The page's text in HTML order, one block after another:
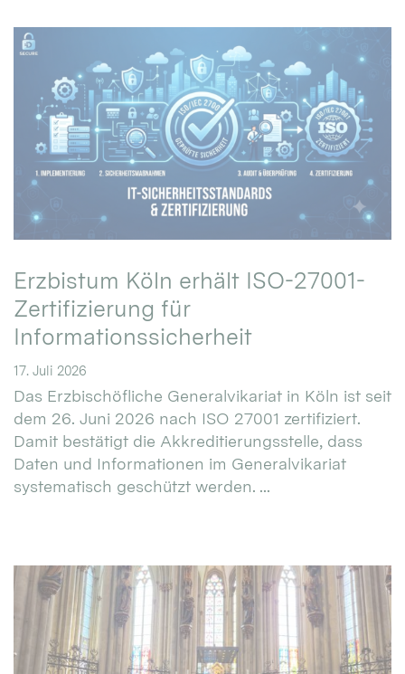
Erzbistum Köln erhält ISO-27001-
Zertifizierung für
Informationssicherheit
17. Juli 2026
Das Erzbischöfliche Generalvikariat in Köln ist seit
dem 26. Juni 2026 nach ISO 27001 zertifiziert.
Damit bestätigt die Akkreditierungsstelle, dass
Daten und Informationen im Generalvikariat
systematisch geschützt werden. ...